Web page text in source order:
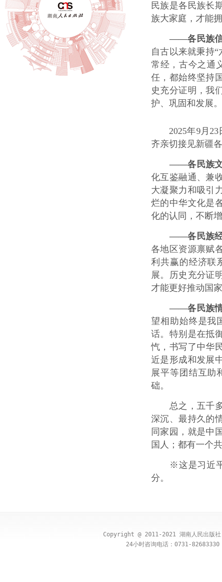
民族是各民族长
族大家庭，才能
——各民族信
自古以来就秉持
常经，古今之通
任，都始终坚持
史充分证明，我
护、巩固和发展。
2025年9月
齐亲切接见新疆
——各民族文
化互鉴融通、兼
大凝聚力和吸引
烂的中华文化是
化的认同，不断
——各民族经
各地区资源禀赋
利共赢的经济联
展。历史充分证
才能更好推动国
——各民族情
望相助始终是我
话。特别是在抵
忾，书写了中华
近是形成和发展
展平等团结互助
础。
总之，五千多
深沉、最持久的
同家园，就是中
国人；都有一个
※这是习近平
分。
Copyright @ 2011-2021 湖南人民出版
24小时咨询电话：0731-